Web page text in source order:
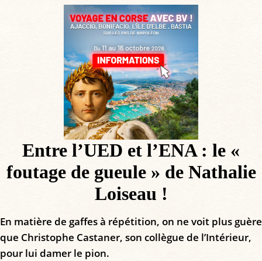
Entre l’UED et l’ENA : le «
foutage de gueule » de Nathalie
Loiseau !
En matière de gaffes à répétition, on ne voit plus guère
que Christophe Castaner, son collègue de l’Intérieur,
pour lui damer le pion.